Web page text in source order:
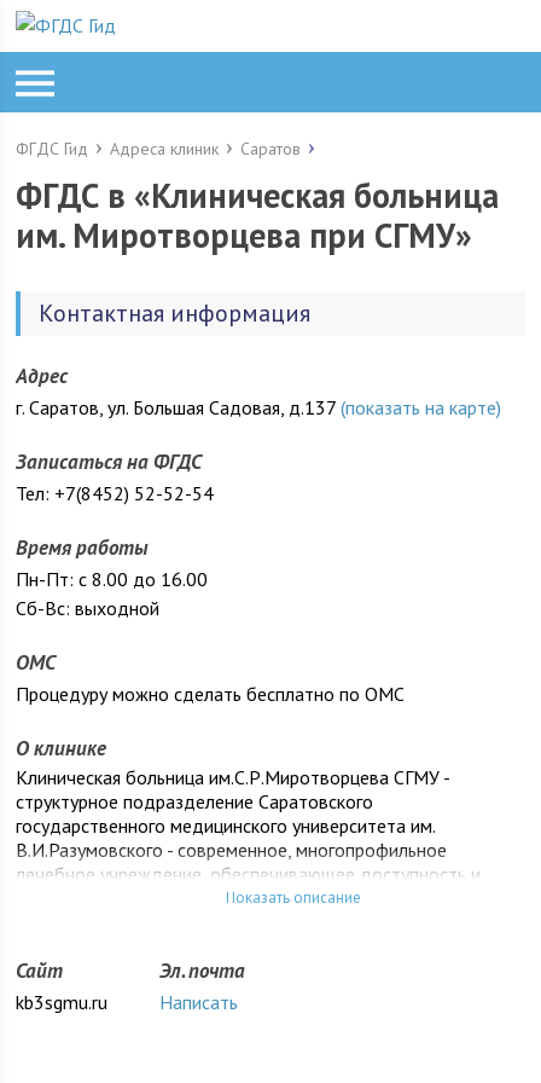
ФГДС Гид Адреса клиник Саратов
ФГДС в «Клиническая больница
им. Миротворцева при СГМУ»
Контактная информация
Адрес
г. Саратов, ул. Большая Садовая, д.137(показать на карте)
Записаться на ФГДС
Тел: +7(8452) 52-52-54
Время работы
Пн-Пт: с 8.00 до 16.00
Сб-Вс: выходной
ОМС
Процедуру можно сделать бесплатно по ОМС
О клинике
Клиническая больница им.С.Р.Миротворцева СГМУ -
структурное подразделение Саратовского
государственного медицинского университета им.
В.И.Разумовского - современное, многопрофильное
лечебное учреждение, обеспечивающее доступность и
высокое качество медицинских услуг для широких слоев
нашей стране; так, на базе клиник трудятся известные
Показать описание
Сайт
kb3sgmu.ru
Эл. почта
Написать